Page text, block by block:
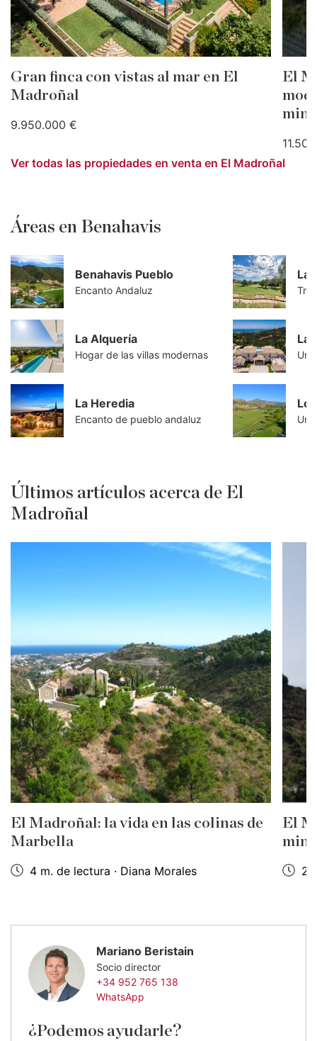
Gran finca con vistas al mar en El
Madroñal
9.950.000 €
El
Ver todas las propiedades en venta en El Madroñal
Áreas en Benahavis
Benahavis Pueblo
Encanto Andaluz
La Alquería
Hogar de las villas modernas
La Heredia
Encanto de pueblo andaluz
La
La
Últimos artículos acerca de El
Madroñal
El Madroñal: la vida en las colinas de
Marbella
4 m. de lectura · Diana Morales
El
2
Mariano Beristain
Socio director
+34 952 765 138
WhatsApp
¿Podemos ayudarle?